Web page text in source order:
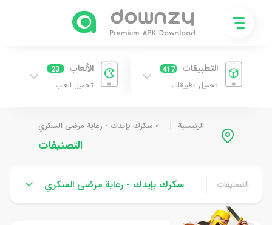
التطبيقات 417
تحميل تطبيقات
الألعاب 23
تحميل العاب
الرئيسية » سكرك بإيدك - رعاية مرضى السكري
التصنيفات
التصنيفات سكرك بإيدك - رعاية مرضى السكري